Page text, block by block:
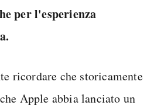
per l'esperienza
ricordare che storicamente
Apple abbia lanciato un